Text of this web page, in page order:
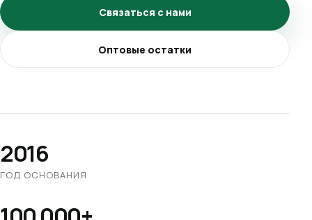
Связаться с нами
Оптовые остатки
2016
ГОД ОСНОВАНИЯ